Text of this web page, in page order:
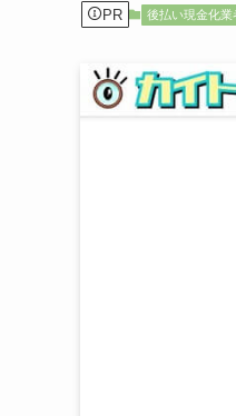
PR 後払い現金化業